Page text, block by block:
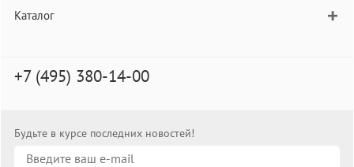
Каталог
+7 (495) 380-14-00
Будьте в курсе последних новостей!